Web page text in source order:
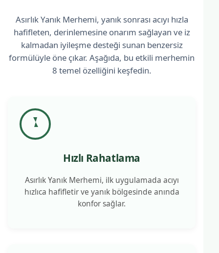
Asırlık Yanık Merhemi, yanık sonrası acıyı hızla
hafifleten, derinlemesine onarım sağlayan ve iz
kalmadan iyileşme desteği sunan benzersiz
formülüyle öne çıkar. Aşağıda, bu etkili merhemin
8 temel özelliğini keşfedin.
Hızlı Rahatlama
Asırlık Yanık Merhemi, ilk uygulamada acıyı
hızlıca hafifletir ve yanık bölgesinde anında
konfor sağlar.